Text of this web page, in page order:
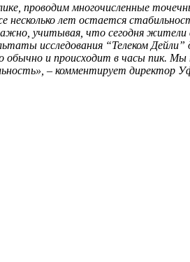
проводим многочисленные
несколько лет остается
учитывая, что сегодня жители
исследования “Телеком
обычно и происходит в часы пик.
– комментирует директор